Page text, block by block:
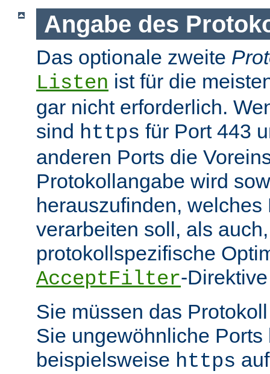
Angabe des
Das optionale zweite
Listen ist für die
gar nicht erforderlich.
sind https für Port 443
anderen Ports die
Protokollangabe wird
herauszufinden, welches
verarbeiten soll, als
protokollspezifische
AcceptFilter-
Sie müssen das
Sie ungewöhnliche Ports
beispielsweise https